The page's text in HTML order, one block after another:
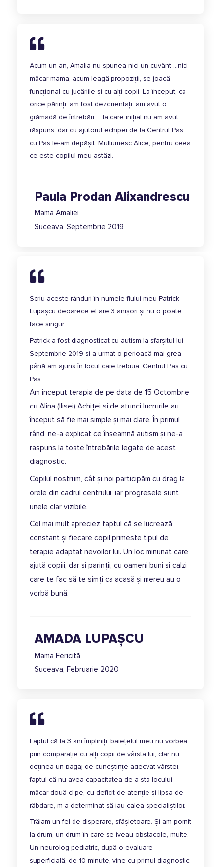
Acum un an, Amalia nu spunea nici un cuvânt …nici
măcar mama, acum leagă propoziții, se joacă
funcțional cu jucăriile și cu alți copii. La început, ca
orice părinți, am fost dezorientați, am avut o
grămadă de întrebări … la care inițial nu am avut
răspuns, dar cu ajutorul echipei de la Centrul Pas
cu Pas le-am depășit. Mulțumesc Alice, pentru ceea
ce este copilul meu astăzi.
Paula Prodan Alixandrescu
Mama Amaliei
Suceava, Septembrie 2019
Scriu aceste rânduri în numele fiului meu Patrick
Lupașcu deoarece el are 3 anișori și nu o poate
face singur.
Patrick a fost diagnosticat cu autism la sfarșitul lui
Septembrie 2019 și a urmat o perioadă mai grea
până am ajuns în locul care trebuia: Centrul Pas cu
Pas.
Am inceput terapia de pe data de 15 Octombrie
cu Alina (Ilisei) Achiței si de atunci lucrurile au
început să fie mai simple și mai clare. În primul
rând, ne-a explicat ce înseamnă autism și ne-a
raspuns la toate întrebările legate de acest
diagnostic.
Copilul nostrum, cât și noi participăm cu drag la
orele din cadrul centrului, iar progresele sunt
unele clar vizibile.
Cel mai mult apreciez faptul că se lucrează
constant și fiecare copil primeste tipul de
terapie adaptat nevoilor lui. Un loc minunat care
ajută copiii, dar și parinții, cu oameni buni și calzi
care te fac să te simți ca acasă și mereu au o
vorbă bună.
AMADA LUPAȘCU
Mama Fericită
Suceava, Februarie 2020
Faptul că la 3 ani împliniți, baiețelul meu nu vorbea,
prin comparație cu alți copii de vârsta lui, clar nu
deținea un bagaj de cunoștințe adecvat vârstei,
faptul că nu avea capacitatea de a sta locului
măcar două clipe, cu deficit de atenție și lipsa de
răbdare, m-a determinat să iau calea specialiștilor.
Trăiam un fel de disperare, sfâșietoare. Și am pornit
la drum, un drum în care se iveau obstacole, multe.
Un neurolog pediatric, după o evaluare
superficială, de 10 minute, vine cu primul diagnostic: